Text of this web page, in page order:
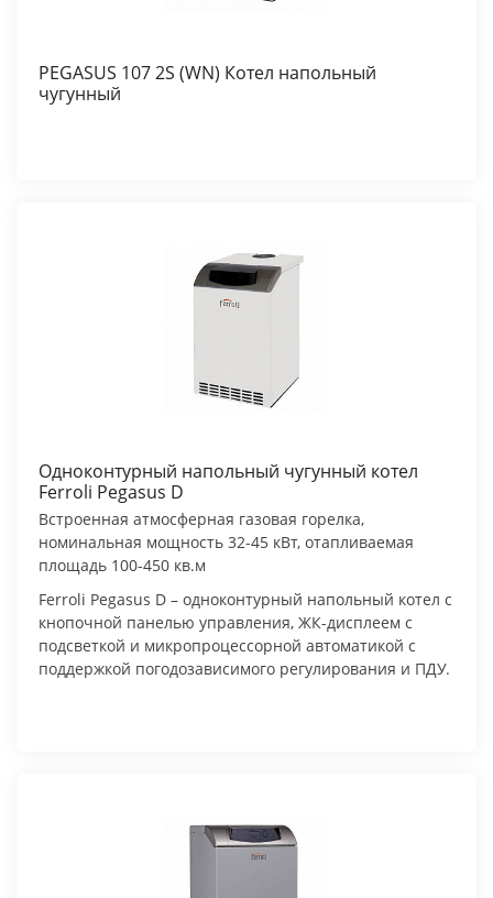
PEGASUS 107 2S (WN) Котел напольный
чугунный
Одноконтурный напольный чугунный котел
Ferroli Pegasus D
Встроенная атмосферная газовая горелка,
номинальная мощность 32-45 кВт, отапливаемая
площадь 100-450 кв.м
Ferroli Pegasus D – одноконтурный напольный котел с
кнопочной панелью управления, ЖК-дисплеем с
подсветкой и микропроцессорной автоматикой с
поддержкой погодозависимого регулирования и ПДУ.